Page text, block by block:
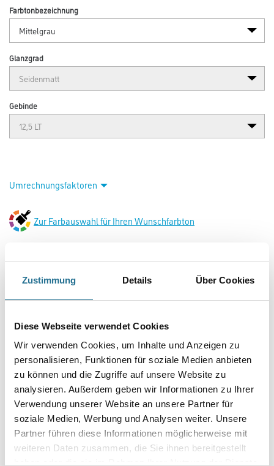
Zustimmung Details Über Cookies
Diese Webseite verwendet Cookies
Wir verwenden Cookies, um Inhalte und Anzeigen zu
personalisieren, Funktionen für soziale Medien anbieten
zu können und die Zugriffe auf unsere Website zu
analysieren. Außerdem geben wir Informationen zu Ihrer
Verwendung unserer Website an unsere Partner für
soziale Medien, Werbung und Analysen weiter. Unsere
Partner führen diese Informationen möglicherweise mit
weiteren Daten zusammen, die Sie ihnen bereitgestellt
Farbtonbezeichnung
Glanzgrad
Gebinde
Umrechnungsfaktoren
Zur Farbauswahl für Ihren Wunschfarbton
PRODUKTEIGENSCHAFTEN
Produkteigenschaft
- Geruchsarm
- Wasserverdünnbar
- Ölbeständig
- Abriebfest